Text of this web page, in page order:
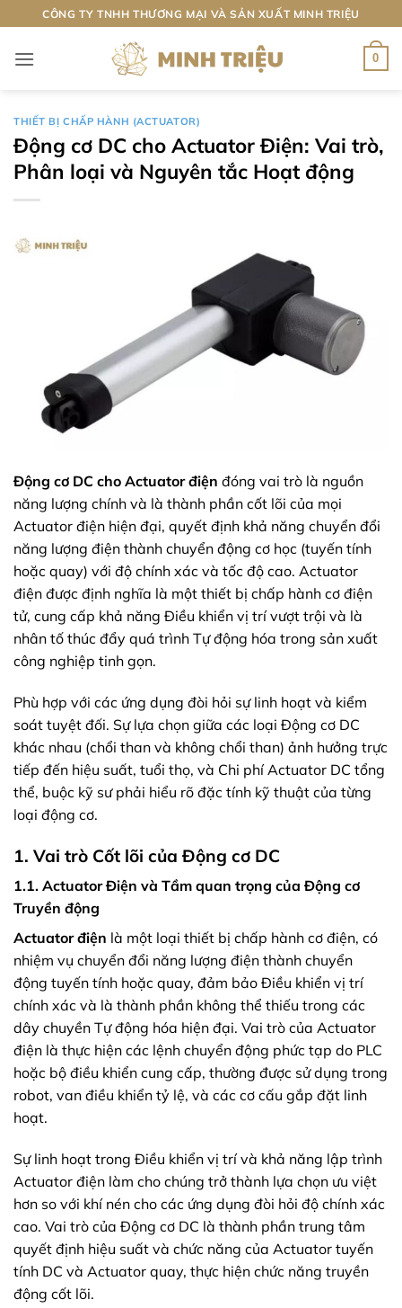
qua
nội
CÔNG TY TNHH THƯƠNG MẠI VÀ SẢN XUẤT MINH TRIỆU
0
THIẾT BỊ CHẤP HÀNH (ACTUATOR)
Động cơ DC cho Actuator Điện: Vai trò,
Phân loại và Nguyên tắc Hoạt động
Động cơ DC cho Actuator điện đóng vai trò là nguồn
năng lượng chính và là thành phần cốt lõi của mọi
Actuator điện hiện đại, quyết định khả năng chuyển đổi
năng lượng điện thành chuyển động cơ học (tuyến tính
hoặc quay) với độ chính xác và tốc độ cao. Actuator
điện được định nghĩa là một thiết bị chấp hành cơ điện
tử, cung cấp khả năng Điều khiển vị trí vượt trội và là
nhân tố thúc đẩy quá trình Tự động hóa trong sản xuất
công nghiệp tinh gọn.
Phù hợp với các ứng dụng đòi hỏi sự linh hoạt và kiểm
soát tuyệt đối. Sự lựa chọn giữa các loại Động cơ DC
khác nhau (chổi than và không chổi than) ảnh hưởng trực
tiếp đến hiệu suất, tuổi thọ, và Chi phí Actuator DC tổng
thể, buộc kỹ sư phải hiểu rõ đặc tính kỹ thuật của từng
loại động cơ.
1. Vai trò Cốt lõi của Động cơ DC
1.1. Actuator Điện và Tầm quan trọng của Động cơ
Truyền động
Actuator điện là một loại thiết bị chấp hành cơ điện, có
nhiệm vụ chuyển đổi năng lượng điện thành chuyển
động tuyến tính hoặc quay, đảm bảo Điều khiển vị trí
chính xác và là thành phần không thể thiếu trong các
dây chuyền Tự động hóa hiện đại. Vai trò của Actuator
điện là thực hiện các lệnh chuyển động phức tạp do PLC
hoặc bộ điều khiển cung cấp, thường được sử dụng trong
robot, van điều khiển tỷ lệ, và các cơ cấu gắp đặt linh
hoạt.
Sự linh hoạt trong Điều khiển vị trí và khả năng lập trình
Actuator điện làm cho chúng trở thành lựa chọn ưu việt
hơn so với khí nén cho các ứng dụng đòi hỏi độ chính xác
cao. Vai trò của Động cơ DC là thành phần trung tâm
quyết định hiệu suất và chức năng của Actuator tuyến
tính DC và Actuator quay, thực hiện chức năng truyền
động cốt lõi.